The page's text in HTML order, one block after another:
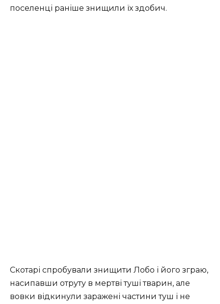
поселенці раніше знищили їх здобич.
Скотарі спробували знищити Лобо і його зграю,
насипавши отруту в мертві туші тварин, але
вовки відкинули заражені частини туш і не